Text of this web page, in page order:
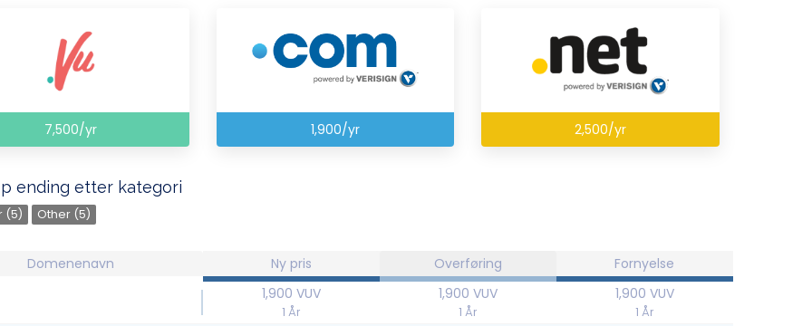
7,500/yr 1,900/yr 2,500/yr
ending etter kategori
(5) Other (5)
Domenenavn Ny pris Overføring
Fornyelse
1,900 VUV
1 År
1,900 VUV
1 År
1,900 VUV
1 År